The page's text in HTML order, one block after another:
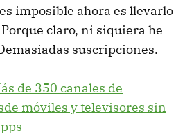
imposible ahora es llevarlo
claro, ni siquiera he
suscripciones.
de 350 canales de
móviles y televisores sin